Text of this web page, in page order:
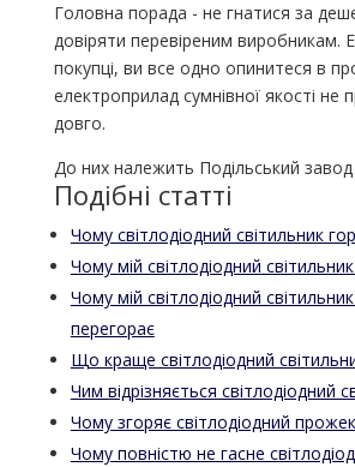
Головна порада - не гнатися за
довіряти перевіреним виробникам.
покупці, ви все одно опинитеся в
електроприлад сумнівної якості не
довго.
До них належить Подільський завод
Подібні статті
Чому світлодіодний світильник
Чому мій світлодіодний
Чому мій світлодіодний
перегорає
Що краще світлодіодний
Чим відрізняється світлодіодний
Чому згоряє світлодіодний
Чому повністю не гасне